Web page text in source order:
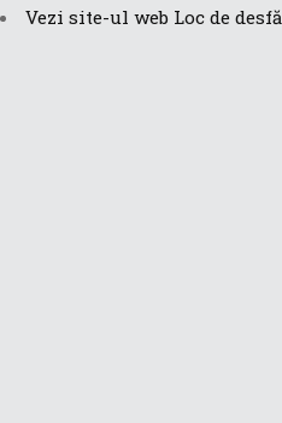
Vezi site-ul web Loc de